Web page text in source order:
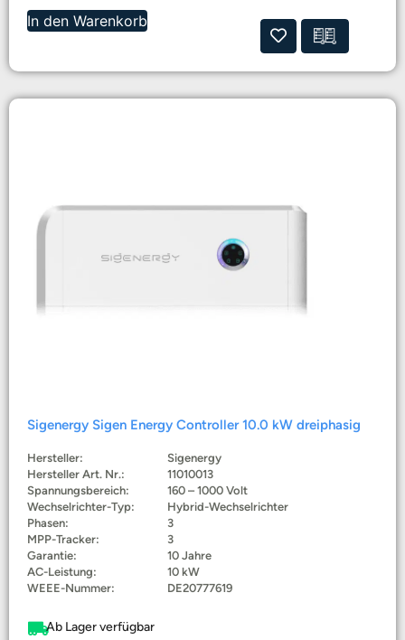
In den Warenkorb
Sigenergy Sigen Energy Controller 10.0 kW dreiphasig
Hersteller:
Sigenergy
Hersteller Art. Nr.:
11010013
Spannungsbereich:
160 – 1000 Volt
Wechselrichter-Typ:
Hybrid-Wechselrichter
Phasen:
3
MPP-Tracker:
3
Garantie:
10 Jahre
AC-Leistung:
10 kW
WEEE-Nummer:
DE20777619
Ab Lager verfügbar